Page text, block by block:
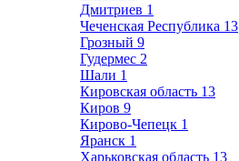
Дмитриев 1
Чеченская Республика 13
Грозный 9
Гудермес 2
Шали 1
Кировская область 13
Киров 9
Кирово-Чепецк 1
Яранск 1
Харьковская область 13